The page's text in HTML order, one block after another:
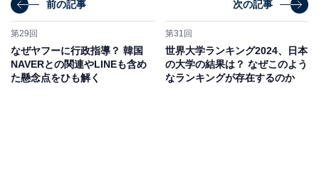
前の記事
第29回
なぜヤフーに行政指導？ 韓国
NAVERとの関連やLINEも含め
た懸念点をひも解く
次の記事
第31回
世界大学ランキング2024、日本
の大学の結果は？ なぜこのよう
なランキングが存在するのか